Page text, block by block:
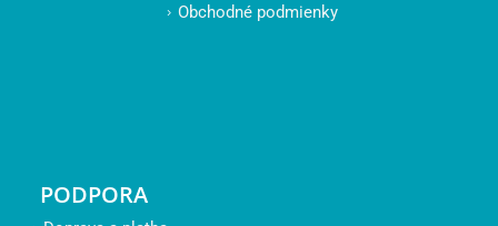
Obchodné podmienky
PODPORA